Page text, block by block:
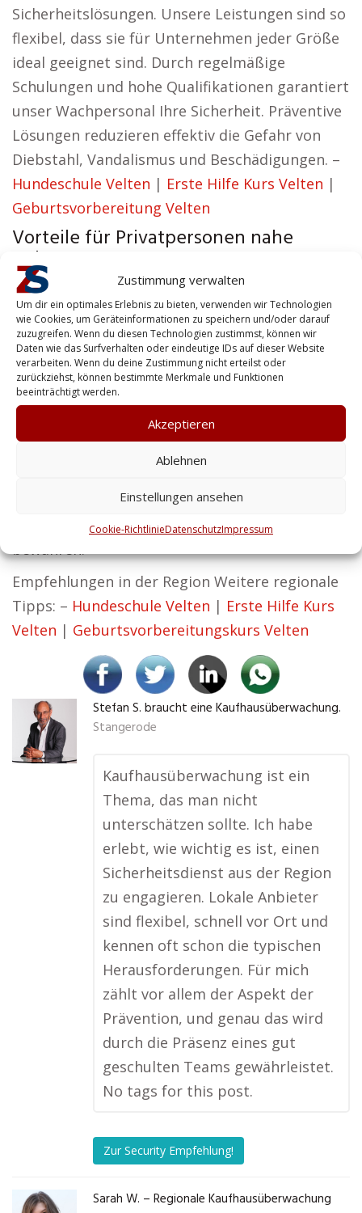
Zustimmung verwalten
Um dir ein optimales Erlebnis zu bieten, verwenden wir Technologien
wie Cookies, um Geräteinformationen zu speichern und/oder darauf
zuzugreifen. Wenn du diesen Technologien zustimmst, können wir
Daten wie das Surfverhalten oder eindeutige IDs auf dieser Website
verarbeiten. Wenn du deine Zustimmung nicht erteilst oder
zurückziehst, können bestimmte Merkmale und Funktionen
beeinträchtigt werden.
Akzeptieren
Ablehnen
Einstellungen ansehen
Cookie-RichtlinieDatenschutzImpressum
Sicherheitslösungen. Unsere Leistungen sind so
flexibel, dass sie für Unternehmen jeder Größe
ideal geeignet sind. Durch regelmäßige
Schulungen und hohe Qualifikationen garantiert
unser Wachpersonal Ihre Sicherheit. Präventive
Lösungen reduzieren effektiv die Gefahr von
Diebstahl, Vandalismus und Beschädigungen. –
Hundeschule Velten | Erste Hilfe Kurs Velten |
Geburtsvorbereitung Velten
Vorteile für Privatpersonen nahe
Velten
Stefanie aus Velten ist der Meinung:
Wir schaffen Sicherheitslösungen, die sowohl
leistungsstark als auch glaubwürdig sind.
Für Privatkunden bieten wir individuelle
Sicherheitslösungen, von Personenschutz bis
zur Sicherung Ihres Gebäudes. Sicherheit ist der
Schlüssel zum Erfolg – das ist unser Leitbild bei
Unternehmen am Laufen zu halten, Ihre
Mitarbeiter zu schützen und Ihre Werte zu
bewahren.
Empfehlungen in der Region Weitere regionale
Tipps: – Hundeschule Velten | Erste Hilfe Kurs
Velten | Geburtsvorbereitungskurs Velten
Stefan S. braucht eine Kaufhausüberwachung.
Stangerode
Kaufhausüberwachung ist ein
Thema, das man nicht
unterschätzen sollte. Ich habe
erlebt, wie wichtig es ist, einen
Sicherheitsdienst aus der Region
zu engagieren. Lokale Anbieter
sind flexibel, schnell vor Ort und
kennen oft schon die typischen
Herausforderungen. Für mich
zählt vor allem der Aspekt der
Prävention, und genau das wird
durch die Präsenz eines gut
geschulten Teams gewährleistet.
No tags for this post.
Zur Security Empfehlung!
Sarah W. – Regionale Kaufhausüberwachung